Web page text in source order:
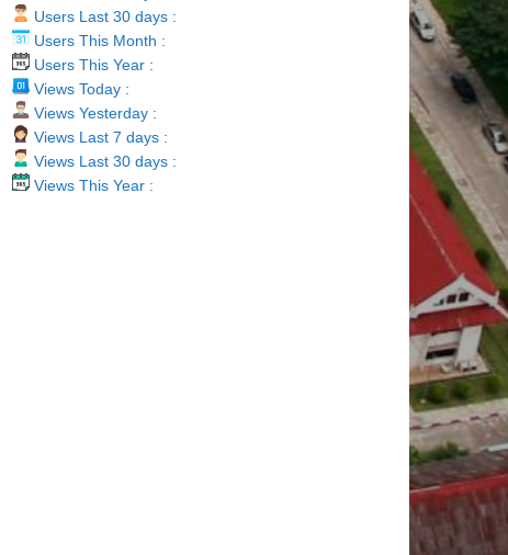
Users Last 30 days :
Users This Month :
Users This Year :
Views Today :
Views Yesterday :
Views Last 7 days :
Views Last 30 days :
Views This Year :